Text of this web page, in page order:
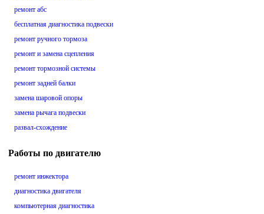
ремонт абс
бесплатная диагностика подвески
ремонт ручного тормоза
ремонт и замена сцепления
ремонт тормозной системы
ремонт задней балки
замена шаровой опоры
замена рычага подвески
развал-схождение
Работы по двигателю
ремонт инжектора
диагностика двигателя
компьютерная диагностика